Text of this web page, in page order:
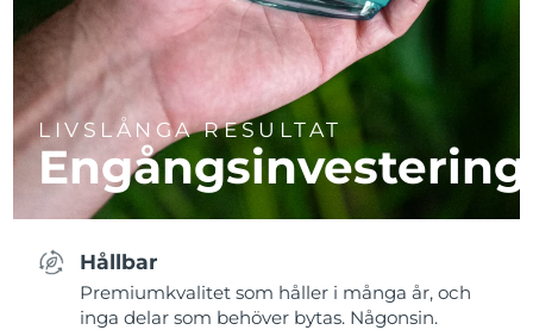
LIVSLÅNGA RESULTAT
Engångsinvestering
Hållbar
Premiumkvalitet som håller i många år, och
inga delar som behöver bytas. Någonsin.